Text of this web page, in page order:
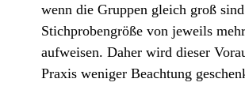
wenn die Gruppen gleich groß
Stichprobengröße von jeweils
aufweisen. Daher wird dieser
Praxis weniger Beachtung